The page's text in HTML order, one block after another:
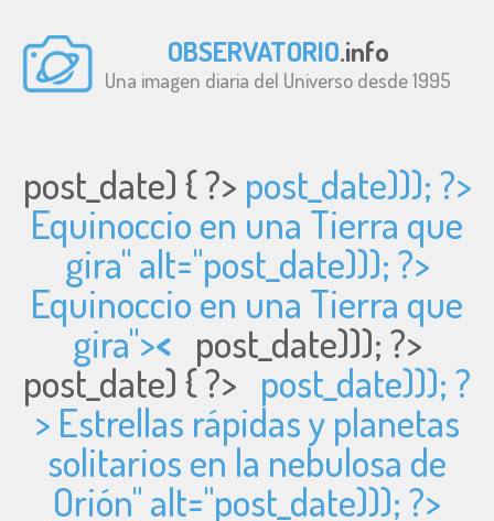
OBSERVATORIO.info
Una imagen diaria del Universo desde 1995
post_date) { ?> post_date))); ?>
Equinoccio en una Tierra que
gira" alt="post_date))); ?>
Equinoccio en una Tierra que
gira">< post_date))); ?>
post_date) { ?> post_date))); ?
> Estrellas rápidas y planetas
solitarios en la nebulosa de
Orión" alt="post_date))); ?>